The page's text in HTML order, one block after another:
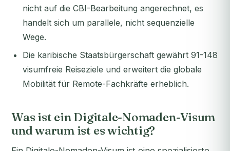
nicht auf die CBI-Bearbeitung angerechnet, es
handelt sich um parallele, nicht sequenzielle
Wege.
Die karibische Staatsbürgerschaft gewährt 91-148
visumfreie Reiseziele und erweitert die globale
Mobilität für Remote-Fachkräfte erheblich.
Was ist ein Digitale-Nomaden-Visum
und warum ist es wichtig?